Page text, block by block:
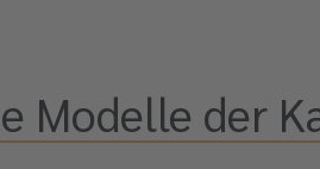
Modelle der